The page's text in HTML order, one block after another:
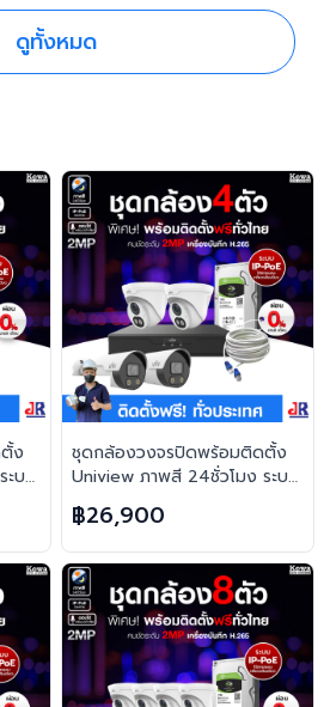
ดูทั้งหมด
ง
ะบบ
ง
ชุดกล้องวงจรปิดพร้อมติดตั้ง
Uniview ภาพสี 24ชั่วโมง ระบบ
IP-PoE จำนวน 4 ตัว ความคม
ชัด 2MP บันทึกภาพพร้อมเสียง
และตอบโต้2ทิศทาง
฿26,900